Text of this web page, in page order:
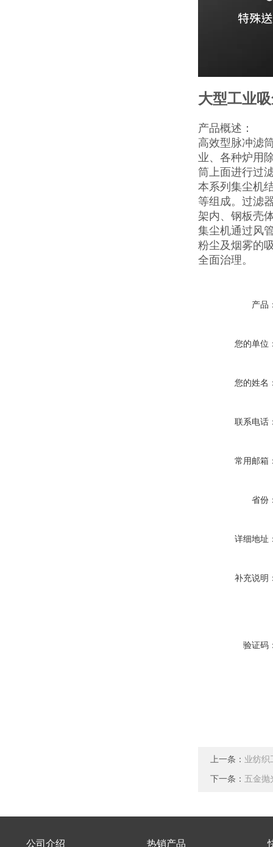
大型工业
产品概述：
高效型脉冲滤
业、各种炉用
筒上面进行过
本系列集尘机
等组成。过滤
架内、钢板壳
集尘机通过风
粉尘及烟雾的
全面治理。
产品
您的单位
您的姓名
联系电话
常用邮箱
省份
详细地址
补充说明
验证码
上一条： 业纺织
下一条： 五金抛
公司介绍 热销产品